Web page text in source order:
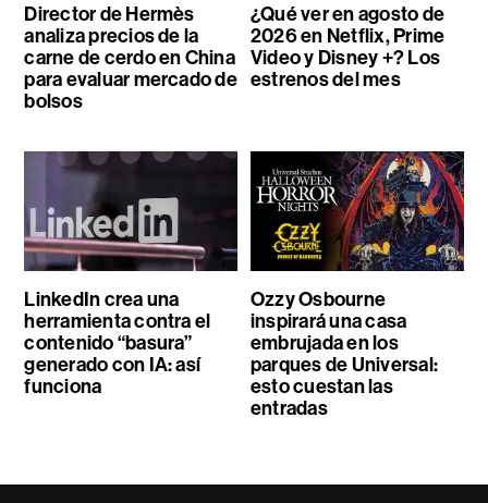
Director de Hermès
analiza precios de la
carne de cerdo en China
para evaluar mercado de
bolsos
¿Qué ver en agosto de
2026 en Netflix, Prime
Video y Disney +? Los
estrenos del mes
LinkedIn crea una
herramienta contra el
contenido “basura”
generado con IA: así
funciona
Ozzy Osbourne
inspirará una casa
embrujada en los
parques de Universal:
esto cuestan las
entradas